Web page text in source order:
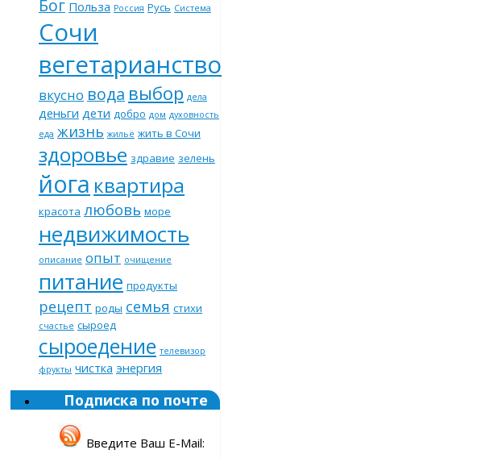
Бог Польза Россия Русь Система
Сочи
вегетарианство
вкусно вода выбор дела
деньги дети добро дом духовность
еда жизнь жильё жить в Сочи
здоровье здравие зелень
йога квартира
красота любовь море
недвижимость
описание опыт очищение
питание продукты
рецепт роды семья стихи
счастье сыроед
сыроедение телевизор
фрукты чистка энергия
Подписка по почте
Введите Ваш E-Mail: